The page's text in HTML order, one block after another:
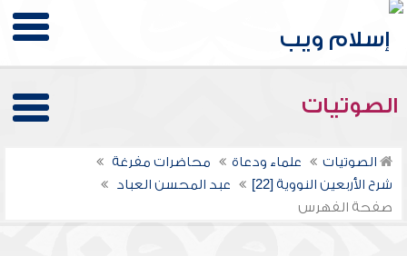
الصوتيات
الصوتيات علماء ودعاة
محاضرات مفرغة
شرح الأربعين النووية [22]
عبد المحسن العباد
صفحة الفهرس